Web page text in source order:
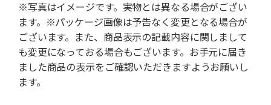
※写真はイメージです。実物とは異なる場合がござい
ます。※パッケージ画像は予告なく変更となる場合が
ございます。また、商品表示の記載内容に関しまして
も変更になっておる場合もございます。お手元に届き
ました商品の表示をご確認いただきますようお願いし
ます。